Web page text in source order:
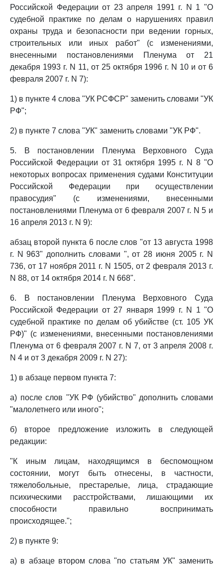
Российской Федерации от 23 апреля 1991 г. N 1 "О
судебной практике по делам о нарушениях правил
охраны труда и безопасности при ведении горных,
строительных или иных работ" (с изменениями,
внесенными постановлениями Пленума от 21
декабря 1993 г. N 11, от 25 октября 1996 г. N 10 и от 6
февраля 2007 г. N 7):
1) в пункте 4 слова "УК РСФСР" заменить словами "УК
РФ";
2) в пункте 7 слова "УК" заменить словами "УК РФ".
5. В постановлении Пленума Верховного Суда
Российской Федерации от 31 октября 1995 г. N 8 "О
некоторых вопросах применения судами Конституции
Российской Федерации при осуществлении
правосудия" (с изменениями, внесенными
постановлениями Пленума от 6 февраля 2007 г. N 5 и
16 апреля 2013 г. N 9):
абзац второй пункта 6 после слов "от 13 августа 1998
г. N 963" дополнить словами ", от 28 июня 2005 г. N
736, от 17 ноября 2011 г. N 1505, от 2 февраля 2013 г.
N 88, от 14 октября 2014 г. N 668".
6. В постановлении Пленума Верховного Суда
Российской Федерации от 27 января 1999 г. N 1 "О
судебной практике по делам об убийстве (ст. 105 УК
РФ)" (с изменениями, внесенными постановлениями
Пленума от 6 февраля 2007 г. N 7, от 3 апреля 2008 г.
N 4 и от 3 декабря 2009 г. N 27):
1) в абзаце первом пункта 7:
а) после слов "УК РФ (убийство" дополнить словами
"малолетнего или иного";
б) второе предложение изложить в следующей
редакции:
"К иным лицам, находящимся в беспомощном
состоянии, могут быть отнесены, в частности,
тяжелобольные, престарелые, лица, страдающие
психическими расстройствами, лишающими их
способности правильно воспринимать
происходящее.";
2) в пункте 9:
а) в абзаце втором слова "по статьям УК" заменить